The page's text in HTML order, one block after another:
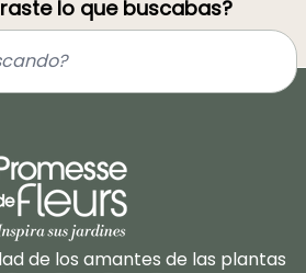
lo que buscabas?
de los amantes de las plantas